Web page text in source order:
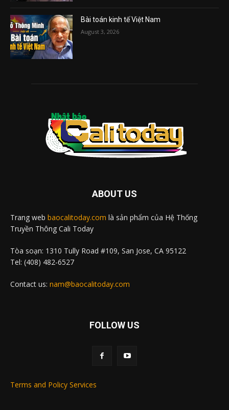
Bài toán kinh tế Việt Nam
August 3, 2026
ABOUT US
Trang web baocalitoday.com là sản phẩm của Hệ Thống
Truyền Thông Cali Today
Tòa soạn: 1310 Tully Road #109, San Jose, CA 95122
Tel: (408) 482-6527
Contact us: nam@baocalitoday.com
FOLLOW US
Terms and Policy Services